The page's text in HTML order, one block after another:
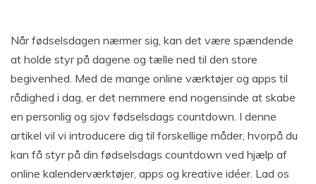
Når fødselsdagen nærmer sig, kan det være spændende
at holde styr på dagene og tælle ned til den store
begivenhed. Med de mange online værktøjer og apps til
rådighed i dag, er det nemmere end nogensinde at skabe
en personlig og sjov fødselsdags countdown. I denne
artikel vil vi introducere dig til forskellige måder, hvorpå du
kan få styr på din fødselsdags countdown ved hjælp af
online kalenderværktøjer, apps og kreative idéer. Lad os